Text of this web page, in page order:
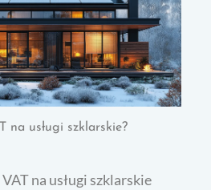
na usługi szklarskie?
na usługi szklarskie